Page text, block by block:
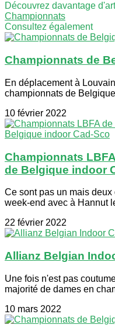
Découvrez davantage
Championnats
Consultez également
Championnats de
En déplacement à
championnats de
10 février 2022
Championnats
de Belgique indoor
Ce sont pas un mais
week-end avec à Hannut
22 février 2022
Allianz Belgian
Une fois n'est pas
majorité de dames en
10 mars 2022